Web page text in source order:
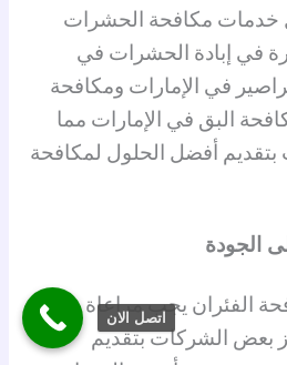
خدمات مكافحة الحشرات
في إبادة الحشرات في
في الإمارات ومكافحة
البق في الإمارات مما
أفضل الحلول لمكافحة
الجودة
الفئران يجب مراعاة جودة
بعض الشركات بتقديم
اتصل الان